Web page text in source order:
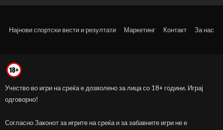
Најнови спортски вести и резултати Маркетинг Контакт За нас
Учество во игри на среќа е дозволено за лица со 18+ години. Играј
одговорно!
Согласно Законот за игрите на среќа и за забавните игри не е